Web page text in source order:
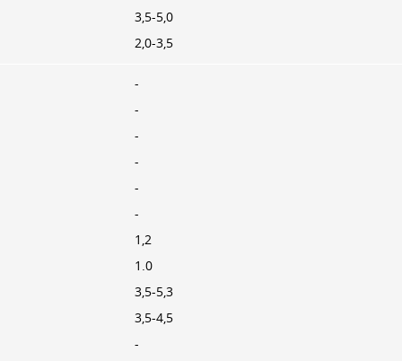
3,5-5,0
2,0-3,5
-
-
-
-
-
-
1,2
1.0
3,5-5,3
3,5-4,5
-